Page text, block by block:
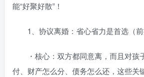
能“好聚好散”！
1、协议离婚：省心省力是首选（前
・核心：双方都同意离，而且对孩
付、财产怎么分、债务怎么还，这些关